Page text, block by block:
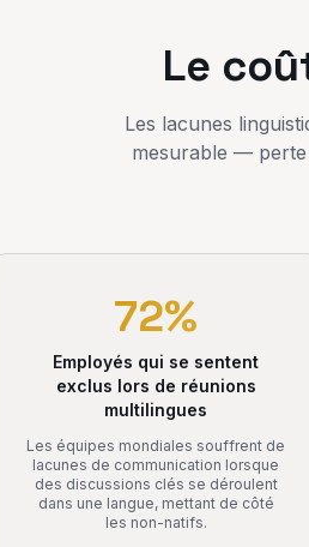
Le
Les lacunes
mesurable — perte
72%
Employés qui se sentent
exclus lors de réunions
multilingues
Les équipes mondiales souffrent de
lacunes de communication lorsque
des discussions clés se déroulent
dans une langue, mettant de côté
les non-natifs.